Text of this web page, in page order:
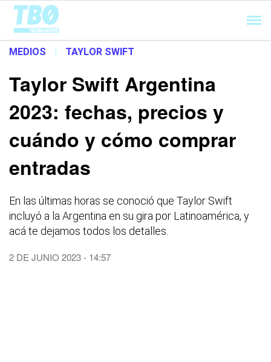
Cargando...
MEDIOS | TAYLOR SWIFT
Taylor Swift Argentina
2023: fechas, precios y
cuándo y cómo comprar
entradas
En las últimas horas se conoció que Taylor Swift
incluyó a la Argentina en su gira por Latinoamérica, y
acá te dejamos todos los detalles.
2 DE JUNIO 2023 - 14:57